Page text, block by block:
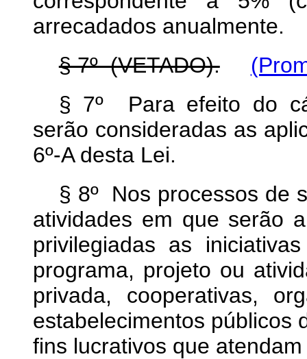
arrecadados anualmente.
§ 7º (VETADO).
§ 7º Para efeito do
serão consideradas as
6º-A desta Lei.
§ 8º Nos processos de
atividades em que serão
privilegiadas as
programa, projeto ou
privada, cooperativas,
estabelecimentos públicos
fins lucrativos que